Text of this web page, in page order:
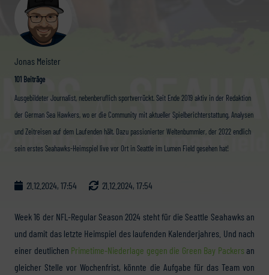
Jonas Meister
101 Beiträge
Ausgebildeter Journalist, nebenberuflich sportverrückt. Seit Ende 2019 aktiv in der Redaktion
der German Sea Hawkers, wo er die Community mit aktueller Spielberichterstattung, Analysen
und Zeitreisen auf dem Laufenden hält. Dazu passionierter Weltenbummler, der 2022 endlich
sein erstes Seahawks-Heimspiel live vor Ort in Seattle im Lumen Field gesehen hat!
21.12.2024, 17:54 21.12.2024, 17:54
Week 16 der NFL-Regular Season 2024 steht für die Seattle Seahawks an
und damit das letzte Heimspiel des laufenden Kalenderjahres. Und nach
einer deutlichen Primetime-Niederlage gegen die Green Bay Packersan
gleicher Stelle vor Wochenfrist, könnte die Aufgabe für das Team von